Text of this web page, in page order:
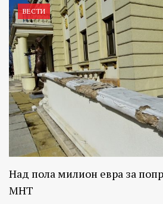
ВЕСТИ
Над пола милион евра за
МНТ